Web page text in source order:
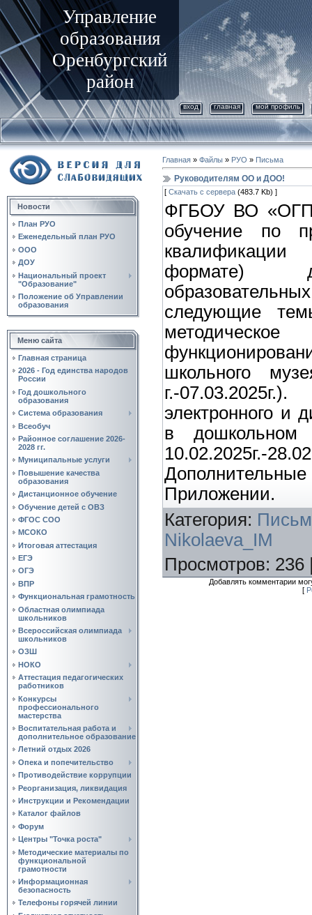
Управление
образования
Оренбургский
район
вход главная мой профиль
Новости
План РУО
Еженедельный план РУО
ООО
ДОУ
Национальный проект
"Образование"
Положение об Управлении
образования
Меню сайта
Главная страница
2026 - Год единства народов
России
Год дошкольного
образования
Система образования
Всеобуч
Районное соглашение 2026-
2028 гг.
Муниципальные услуги
Повышение качества
образования
Дистанционное обучение
Обучение детей с ОВЗ
ФГОС СОО
МСОКО
Итоговая аттестация
ЕГЭ
ОГЭ
ВПР
Функциональная грамотность
Областная олимпиада
школьников
Всероссийская олимпиада
школьников
ОЗШ
НОКО
Аттестация педагогических
работников
Конкурсы
профессионального
мастерства
Воспитательная работа и
дополнительное образование
Летний отдых 2026
Опека и попечительство
Противодействие коррупции
Реорганизация, ликвидация
Инструкции и Рекомендации
Каталог файлов
Форум
Центры "Точка роста"
Методические материалы по
функциональной
грамотности
Информационная
безопасность
Телефоны горячей линии
Главная » Файлы » РУО » Письма
Руководителям ОО и ДОО!
[ Скачать с сервера (483.7 Kb) ]
ФГБОУ ВО
обучение по
формате)
следующие
школьного
г.-
электронного и
в дошкольном
Приложении.
Категория:
Nikolaeva_IM
Просмотров: 236
Добавлять комментарии
[